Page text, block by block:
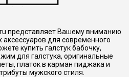
представляет Вашему вниманию
для современного
купить галстук бабочку,
для галстука, оригинальные
платок в карман пиджака и
мужского стиля.